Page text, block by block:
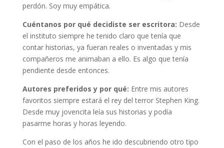
perdón. Soy muy empática.
Cuéntanos por qué decidiste ser escritora: Desde
el instituto siempre he tenido claro que tenía que
contar historias, ya fueran reales o inventadas y mis
compañeros me animaban a ello. Es algo que tenía
pendiente desde entonces.
Autores preferidos y por qué: Entre mis autores
favoritos siempre estará el rey del terror Stephen King.
Desde muy jovencita leía sus historias y podía
pasarme horas y horas leyendo.
Con el paso de los años he ido descubriendo otro tipo